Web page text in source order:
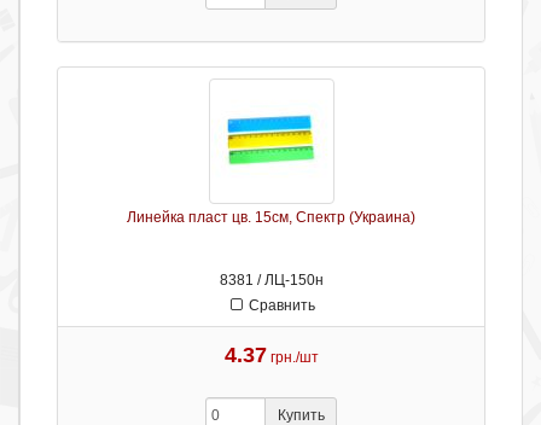
Линейка пласт цв. 15см, Спектр (Украина)
8381 / ЛЦ-150н
Сравнить
4.37 грн./шт
Купить